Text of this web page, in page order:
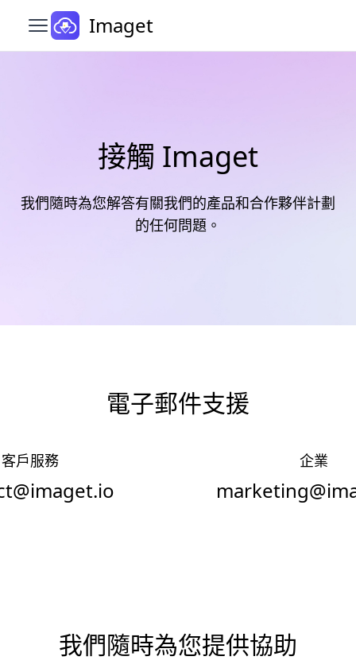
開啟主選單Imaget
接觸 Imaget
我們隨時為您解答有關我們的產品和合作夥伴計劃
的任何問題。
電子郵件支援
客戶服務 企業
我們隨時為您提供協助